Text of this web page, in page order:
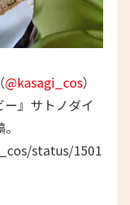
@kasagi_cos）
』サトノダイ
status/1501